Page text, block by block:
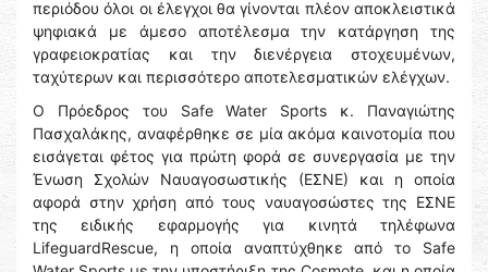
περιόδου όλοι οι έλεγχοι θα γίνονται πλέον αποκλειστικά
ψηφιακά με άμεσο αποτέλεσμα την κατάργηση της
γραφειοκρατίας και την διενέργεια στοχευμένων,
ταχύτερων και περισσότερο αποτελεσματικών ελέγχων.
Ο Πρόεδρος του Safe Water Sports κ. Παναγιώτης
Πασχαλάκης, αναφέρθηκε σε μία ακόμα καινοτομία που
εισάγεται φέτος για πρώτη φορά σε συνεργασία με την
Ένωση Σχολών Ναυαγοσωστικής (ΕΣΝΕ) και η οποία
αφορά στην χρήση από τους ναυαγοσώστες της ΕΣΝΕ
της ειδικής εφαρμογής για κινητά τηλέφωνα
LifeguardRescue, η οποία αναπτύχθηκε από το Safe